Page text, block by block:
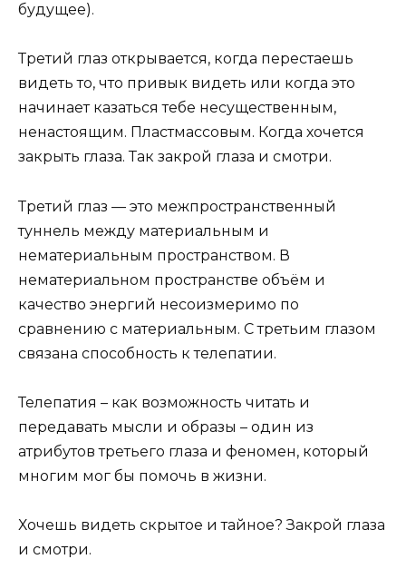
будущее).
Третий глаз открывается, когда перестаешь
видеть то, что привык видеть или когда это
начинает казаться тебе несущественным,
ненастоящим. Пластмассовым. Когда хочется
закрыть глаза. Так закрой глаза и смотри.
Третий глаз — это межпространственный
туннель между материальным и
нематериальным пространством. В
нематериальном пространстве объём и
качество энергий несоизмеримо по
сравнению с материальным. С третьим глазом
связана способность к телепатии.
Телепатия – как возможность читать и
передавать мысли и образы – один из
атрибутов третьего глаза и феномен, который
многим мог бы помочь в жизни.
Хочешь видеть скрытое и тайное? Закрой глаза
и смотри.